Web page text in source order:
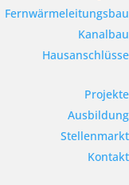
Fernwärmeleitungsbau
Kanalbau
Hausanschlüsse
Projekte
Ausbildung
Stellenmarkt
Kontakt